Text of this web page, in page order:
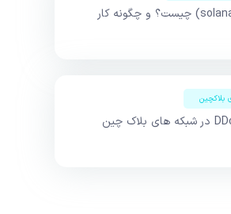
سولانا (solana) چیست؟ و چگونه کار
بلاکچین
حمله DDoS در شبکه های بلاک چین